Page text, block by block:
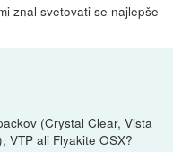
znal svetovati se najlepše
(Crystal Clear, Vista
VTP ali Flyakite OSX?